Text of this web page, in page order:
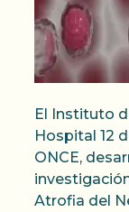
El Instituto
Hospital 12
ONCE,
Atrofia del